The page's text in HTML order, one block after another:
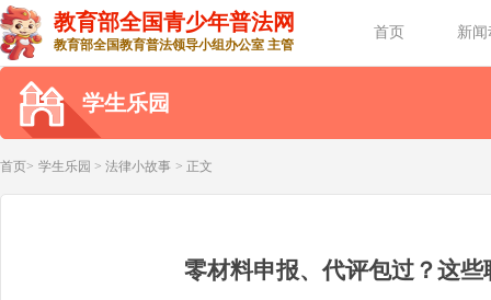
教育部全国青少年普法网
教育部全国教育普法领导小组办公室 主管
首页 新
学生乐园
首页> 学生乐园 > 法律小故事 > 正文
零材料申报、代评包过？这